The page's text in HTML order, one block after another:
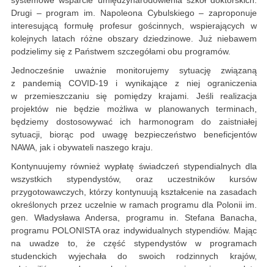
Drugi – program im. Napoleona Cybulskiego – zaproponuje
interesującą formułę profesur gościnnych, wspierających w
kolejnych latach różne obszary dziedzinowe. Już niebawem
podzielimy się z Państwem szczegółami obu programów.
Jednocześnie uważnie monitorujemy sytuację związaną
z pandemią COVID-19 i wynikające z niej ograniczenia
w przemieszczaniu się pomiędzy krajami. Jeśli realizacja
projektów nie będzie możliwa w planowanych terminach,
będziemy dostosowywać ich harmonogram do zaistniałej
sytuacji, biorąc pod uwagę bezpieczeństwo beneficjentów
NAWA, jak i obywateli naszego kraju.
Kontynuujemy również wypłatę świadczeń stypendialnych dla
wszystkich stypendystów, oraz uczestników kursów
przygotowawczych, którzy kontynuują kształcenie na zasadach
określonych przez uczelnie w ramach programu dla Polonii im.
gen. Władysława Andersa, programu in. Stefana Banacha,
programu POLONISTA oraz indywidualnych stypendiów. Mając
na uwadze to, że część stypendystów w programach
studenckich wyjechała do swoich rodzinnych krajów,